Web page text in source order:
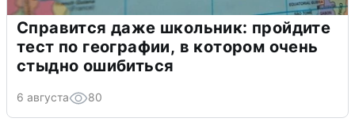
Справится даже школьник: пройдите
тест по географии, в котором очень
стыдно ошибиться
6 августа 80